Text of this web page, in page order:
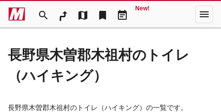
search map bookmark event_note
New! menu
長野県木曽郡木祖村のトイレ
（ハイキング）
長野県木曽郡木祖村のトイレ（ハイキング）の一覧です。